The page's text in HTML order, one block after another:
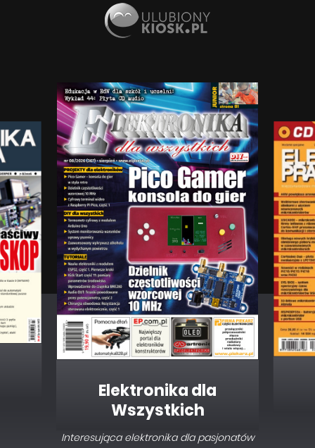
Elektronika dla
Wszystkich
Interesująca elektronika dla pasjonatów